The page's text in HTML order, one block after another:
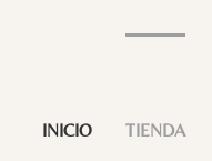
INICIO TIENDA